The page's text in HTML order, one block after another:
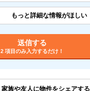
もっと詳細な情報がほしい
送信する
2 項目のみ入力するだけ！
家族や友人に物件をシェアする